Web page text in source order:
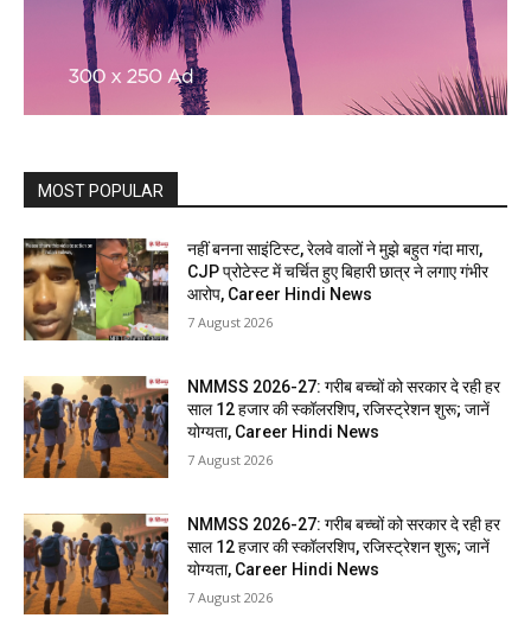
MOST POPULAR
नहीं बनना साइंटिस्ट, रेलवे वालों ने मुझे बहुत गंदा मारा,
CJP प्रोटेस्ट में चर्चित हुए बिहारी छात्र ने लगाए गंभीर
आरोप, Career Hindi News
7 August 2026
NMMSS 2026-27: गरीब बच्चों को सरकार दे रही हर
साल 12 हजार की स्कॉलरशिप, रजिस्ट्रेशन शुरू; जानें
योग्यता, Career Hindi News
7 August 2026
NMMSS 2026-27: गरीब बच्चों को सरकार दे रही हर
साल 12 हजार की स्कॉलरशिप, रजिस्ट्रेशन शुरू; जानें
योग्यता, Career Hindi News
7 August 2026